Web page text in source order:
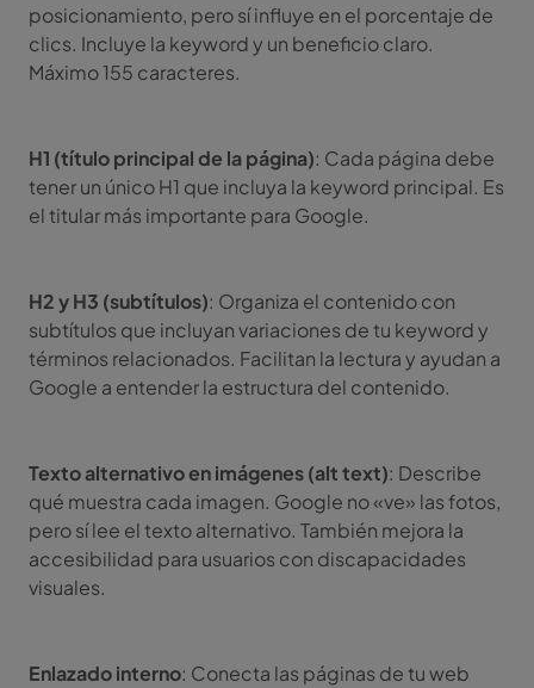
posicionamiento, pero sí influye en el porcentaje de
clics. Incluye la keyword y un beneficio claro.
Máximo 155 caracteres.
H1 (título principal de la página): Cada página debe
tener un único H1 que incluya la keyword principal. Es
el titular más importante para Google.
H2 y H3 (subtítulos): Organiza el contenido con
subtítulos que incluyan variaciones de tu keyword y
términos relacionados. Facilitan la lectura y ayudan a
Google a entender la estructura del contenido.
Texto alternativo en imágenes (alt text): Describe
qué muestra cada imagen. Google no «ve» las fotos,
pero sí lee el texto alternativo. También mejora la
accesibilidad para usuarios con discapacidades
visuales.
Enlazado interno: Conecta las páginas de tu web